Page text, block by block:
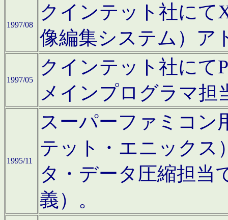
1997/08
クインテット社にて
像編集システム）ア
1997/05
クインテット社にて
メインプログラマ担
1995/11
スーパーファミコン
テット・エニックス
タ・データ圧縮担当
義）。